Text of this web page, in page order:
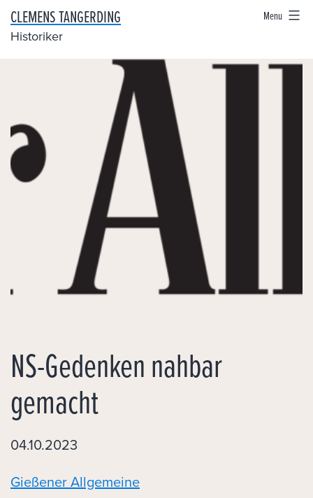
SkipCLEMENS TANGERDING
Historiker
Menu
NS-Gedenken nahbar
gemacht
04.10.2023
Gießener Allgemeine